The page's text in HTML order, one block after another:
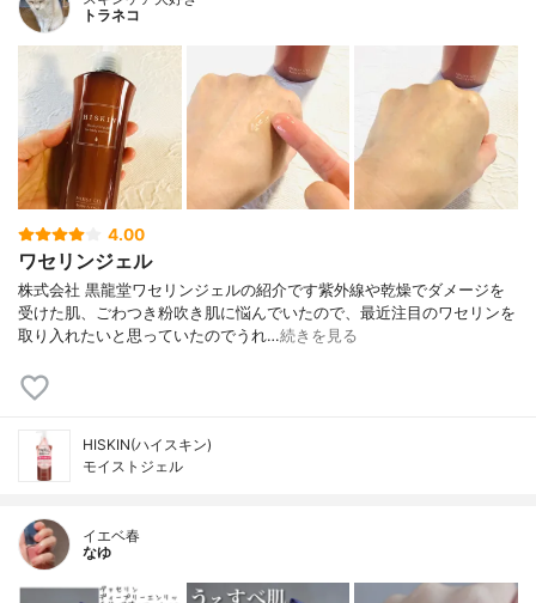
トラネコ
4.00
ワセリンジェル
株式会社 黒龍堂ワセリンジェルの紹介です紫外線や乾燥でダメージを
受けた肌、ごわつき粉吹き肌に悩んでいたので、最近注目のワセリンを
取り入れたいと思っていたのでうれ…続きを見る
HISKIN(ハイスキン)
モイストジェル
イエベ春
なゆ